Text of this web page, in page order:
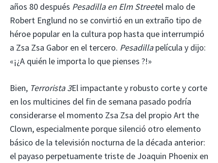
años 80 después Pesadilla en Elm Streetel malo de
Robert Englund no se convirtió en un extraño tipo de
héroe popular en la cultura pop hasta que interrumpió
a Zsa Zsa Gabor en el tercero. Pesadillapelícula y dijo:
«¡¿A quién le importa lo que pienses ?!»
Bien, Terrorista 3El impactante y robusto corte y corte
en los multicines del fin de semana pasado podría
considerarse el momento Zsa Zsa del propio Art the
Clown, especialmente porque silenció otro elemento
básico de la televisión nocturna de la década anterior:
el payaso perpetuamente triste de Joaquin Phoenix en